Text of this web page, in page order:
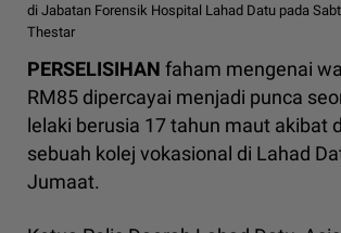
di Jabatan Forensik Hospital Lahad Datu pada
Thestar
PERSELISIHAN faham mengenai
RM85 dipercayai menjadi punca
lelaki berusia 17 tahun maut akibat
sebuah kolej vokasional di Lahad
Jumaat.